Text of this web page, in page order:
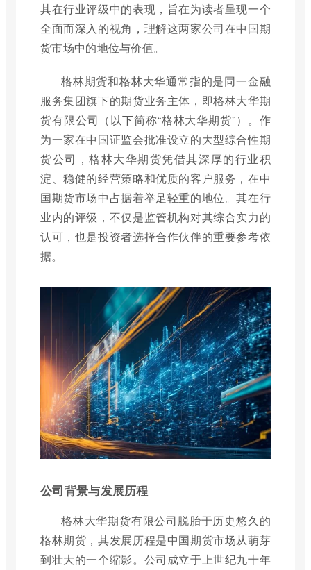
其在行业评级中的表现，旨在为读者呈现一个
全面而深入的视角，理解这两家公司在中国期
货市场中的地位与价值。
格林期货和格林大华通常指的是同一金融
服务集团旗下的期货业务主体，即格林大华期
货有限公司（以下简称“格林大华期货”）。作
为一家在中国证监会批准设立的大型综合性期
货公司，格林大华期货凭借其深厚的行业积
淀、稳健的经营策略和优质的客户服务，在中
国期货市场中占据着举足轻重的地位。其在行
业内的评级，不仅是监管机构对其综合实力的
认可，也是投资者选择合作伙伴的重要参考依
据。
公司背景与发展历程
格林大华期货有限公司脱胎于历史悠久的
格林期货，其发展历程是中国期货市场从萌芽
到壮大的一个缩影。公司成立于上世纪九十年